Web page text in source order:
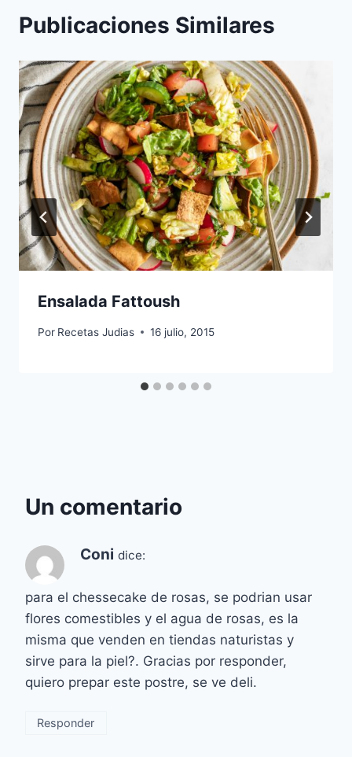
Publicaciones Similares
Ensalada Fattoush
Por Recetas Judias 16 julio, 2015
Un comentario
Coni dice:
para el chessecake de rosas, se podrian usar
flores comestibles y el agua de rosas, es la
misma que venden en tiendas naturistas y
sirve para la piel?. Gracias por responder,
quiero prepar este postre, se ve deli.
Responder